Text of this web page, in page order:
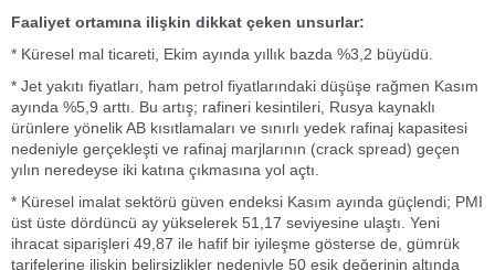
Faaliyet ortamına ilişkin dikkat çeken unsurlar:
* Küresel mal ticareti, Ekim ayında yıllık bazda %3,2 büyüdü.
* Jet yakıtı fiyatları, ham petrol fiyatlarındaki düşüşe rağmen Kasım
ayında %5,9 arttı. Bu artış; rafineri kesintileri, Rusya kaynaklı
ürünlere yönelik AB kısıtlamaları ve sınırlı yedek rafinaj kapasitesi
nedeniyle gerçekleşti ve rafinaj marjlarının (crack spread) geçen
yılın neredeyse iki katına çıkmasına yol açtı.
* Küresel imalat sektörü güven endeksi Kasım ayında güçlendi; PMI
üst üste dördüncü ay yükselerek 51,17 seviyesine ulaştı. Yeni
ihracat siparişleri 49,87 ile hafif bir iyileşme gösterse de, gümrük
tarifelerine ilişkin belirsizlikler nedeniyle 50 eşik değerinin altında